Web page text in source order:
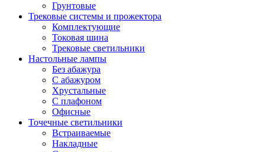
Грунтовые
Трековые системы и прожектора
Комплектующие
Токовая шина
Трековые светильники
Настольные лампы
Без абажура
С абажуром
Хрустальные
С плафоном
Офисные
Точечные светильники
Встраиваемые
Накладные